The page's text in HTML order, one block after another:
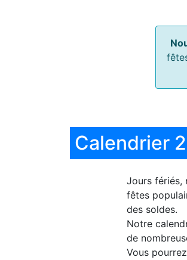
Calendrier
Jours fériés,
fêtes
des soldes.
Notre
de
Vous